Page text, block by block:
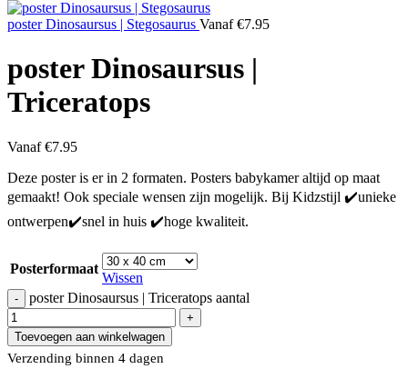
poster Dinosaursus | Stegosaurus Vanaf €7.95
poster Dinosaursus |
Triceratops
Vanaf €7.95
Deze poster is er in 2 formaten. Posters babykamer altijd op maat
gemaakt! Ook speciale wensen zijn mogelijk. Bij Kidzstijl ✔️unieke
ontwerpen✔️snel in huis ✔️hoge kwaliteit.
Posterformaat
Wissen
poster Dinosaursus | Triceratops aantal
Toevoegen aan winkelwagen
Verzending binnen 4 dagen